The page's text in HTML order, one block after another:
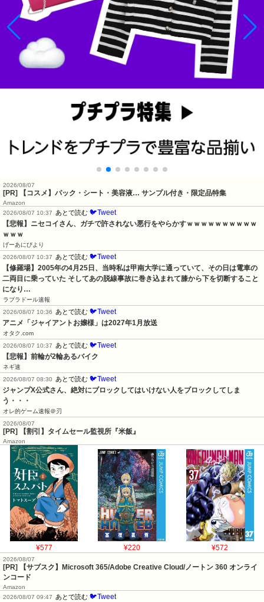
2026/08/07
[PR] 【コスメ】パック・シート・美容液… サンプル付き・限定品特集
Amazon
2026/08/07 10:37
あとで読む 🐦Tweet
【悲報】ニセコイさん、ガチで許されない悪行をやらかすｗｗｗｗｗｗｗｗｗｗ
ｗｗｗ
げーあにびより
2026/08/07 10:37
あとで読む 🐦Tweet
【修羅場】2005年の4月25日、当時私は甲南大学に通っていて、その日は電車の
二両目に乗っていた そしてあの脱線事故に巻き込まれて膝から下を切断すること
になり…
ラブラドール速報
2026/08/07 10:36
あとで読む 🐦Tweet
アニメ「ジャイアントお嬢様」は2027年1月放送
オタク.com
2026/08/07 10:37
あとで読む 🐦Tweet
【悲報】前輪が2輪あるバイク
ネギ速
2026/08/07 08:30
あとで読む 🐦Tweet
ジャンプX公式さん、絶対にブロックしてはいけない人をブロックしてしま
う・・・
オレ的ゲーム速報＠刃
2026/08/07
[PR] 【割引】タイムセール監視所『米飯』
Amazon
¥577 ¥220 ¥572
2026/08/07
[PR] 【サブスク】Microsoft 365/Adobe Creative Cloud/ノートン 360 オンライ
ンコード
Amazon
2026/08/07 09:47
あとで読む 🐦Tweet